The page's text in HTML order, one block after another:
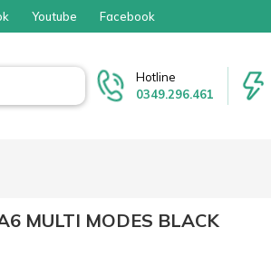
Youtube Facebook
Hotline
0349.296.461
MULTI MODES BLACK